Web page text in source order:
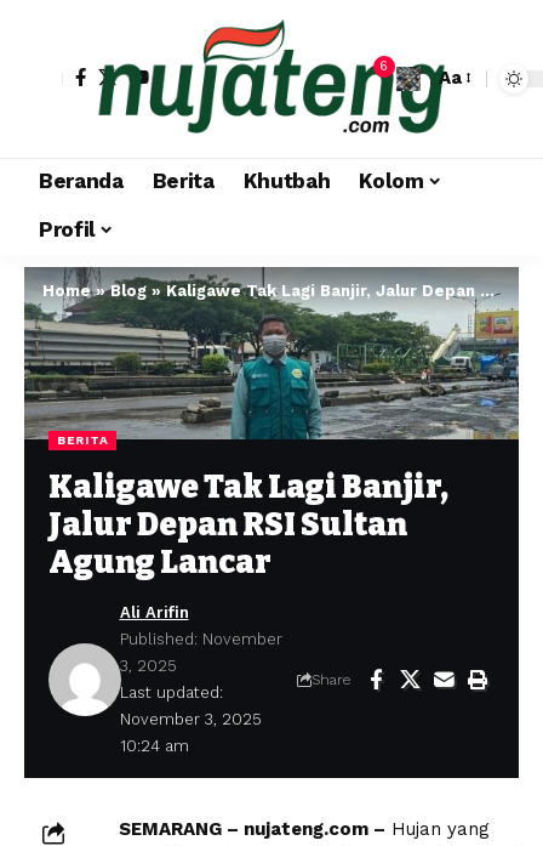
6
Aa
Beranda Berita Khutbah
Kolom
Profil
Home»Blog » Kaligawe Tak Lagi Banjir, Jalur Depan RSI Sultan Agung Lancar
BERITA
Kaligawe Tak Lagi Banjir,
Jalur Depan RSI Sultan
Agung Lancar
Last updated:
November 3, 2025
10:24 am
Ali Arifin
Published: November
3, 2025
Share
SEMARANG – nujateng.com – Hujan yang